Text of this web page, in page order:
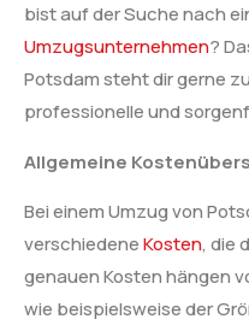
bist auf der Suche nach
Umzugsunternehmen?
Potsdam steht dir gerne
professionelle und
Allgemeine
Bei einem Umzug von
verschiedeneKosten, die
genauen Kosten hängen
wie beispielsweise der